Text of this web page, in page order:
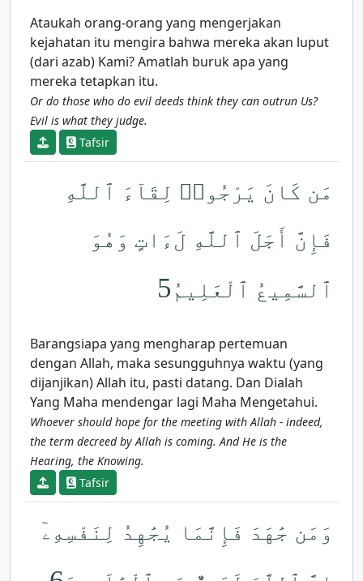
Ataukah orang-orang yang mengerjakan
kejahatan itu mengira bahwa mereka akan luput
(dari azab) Kami? Amatlah buruk apa yang
mereka tetapkan itu.
Or do those who do evil deeds think they can outrun Us?
Evil is what they judge.
Tafsir
مَن كَانَ يَرْجُوا۟ لِقَآءَ ٱللَّهِ
فَإِنَّ أَجَلَ ٱللَّهِ لَءَاتٍ وَهُوَ
ٱلسَّمِيعُ ٱلْعَلِيمُ 5
Barangsiapa yang mengharap pertemuan
dengan Allah, maka sesungguhnya waktu (yang
dijanjikan) Allah itu, pasti datang. Dan Dialah
Yang Maha mendengar lagi Maha Mengetahui.
Whoever should hope for the meeting with Allah - indeed,
the term decreed by Allah is coming. And He is the
Hearing, the Knowing.
Tafsir
وَمَن جَٰهَدَ فَإِنَّمَا يُجَٰهِدُ لِنَفْسِهِۦٓ